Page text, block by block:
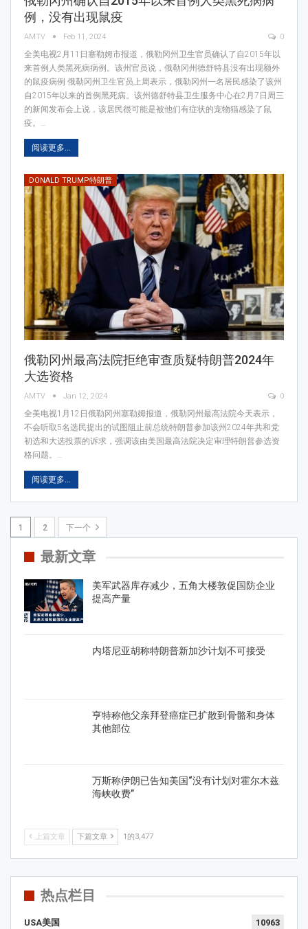
例，没有出现鼠疫
AMTV Feb 11, 2024 0
全美电视2月11日塞勒姆市报道，俄勒冈州卫生官员确认了自2015年以
来首例人类黑死病病例。该州官员说，俄勒冈州德舒特县没有出现额外
的鼠疫病例 俄勒冈州卫生官员上周表示，俄勒冈州一名居民感染了该州
自2015年以来的首例黑死病。该州德舒特县卫生服务中心在2月7日周三
的新闻发布会上说，该居民很可能是被他们有症状的宠物猫感染了鼠
疫。…
阅读更多...
DONALD TRUMP特朗普
俄勒冈州最高法院拒绝审查质疑特朗普2024年
大选资格
AMTV Jan 12, 2024 0
全美电视1月12日俄勒冈州塞勒姆报道，俄勒冈州最高法院今天表示，
不会听取5名选民提出的试图阻止前总统特朗普参加该州2024年共和党
初选和大选投票的诉求，强调该由美国最高法院决定审理特朗普参选资
格问题。…
阅读更多...
1 2 下一个
最新文章
美军武器库存减少，五角大楼敦促国防企业
提高产量
内塔尼亚胡称特朗普新加沙计划不可接受
亨特称他父亲拜登癌症已扩散到骨骼和身体
其他部位
万斯称伊朗已告知美国“没有计划对霍尔木兹
海峡收费”
上篇文章 下篇文章 1的3,477
热点栏目
USA美国 10963